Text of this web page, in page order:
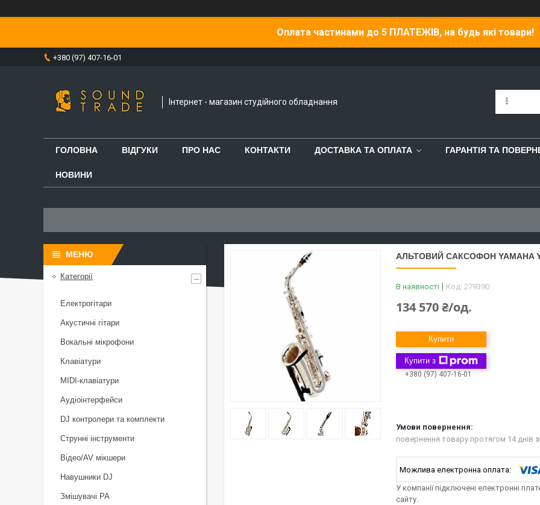
Оплата частинами до 5 ПЛАТЕЖІВ, на будь які товари!
+380 (97) 407-16-01
Інтернет - магазин студійного обладнання
ГОЛОВНА ВІДГУКИ ПРО НАС КОНТАКТИ ДОСТАВКА ТА ОПЛАТА ГАРАНТІЯ ТА
НОВИНИ
АЛЬТОВИЙ САКСОФОН YAMAHA
В наявності Код: 279390
134 570 ₴/од.
Купити
Купити з
+380 (97) 407-16-01
повернення товару протягом 14 днів
У компанії підключені електронні
сайту.
Категорії
Електрогітари
Акустичні гітари
Вокальні мікрофони
Клавіатури
MIDI-клавіатури
Аудіоінтерфейси
DJ контролери та комплекти
Струнні інструменти
Відео/AV мікшери
Навушники DJ
Змішувачі PA